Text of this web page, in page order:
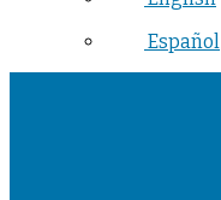
Español